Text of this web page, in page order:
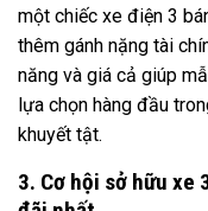
một chiếc xe điện 3
thêm gánh nặng tài
năng và giá cả giúp
lựa chọn hàng đầu
khuyết tật.
3. Cơ hội sở hữu xe